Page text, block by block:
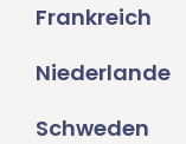
Frankreich
Niederlande
Schweden